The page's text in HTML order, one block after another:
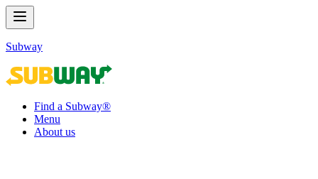
Subway
Find a Subway®
Menu
About us